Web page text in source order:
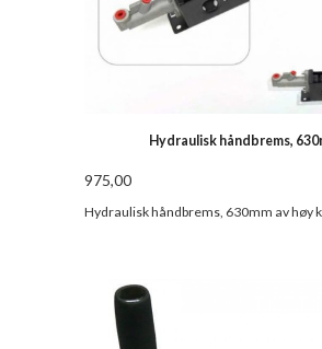
Hydraulisk håndbrems,
975,00
Hydraulisk håndbrems, 630mm av høy